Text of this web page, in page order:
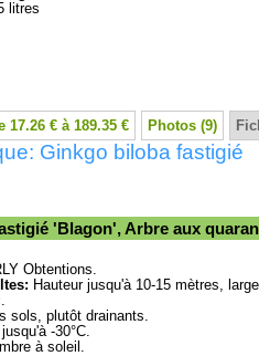
litres
17.26 € à 189.35 € Photos (9)
Ginkgo biloba fastigié
'Blagon', Arbre aux
Obtentions.
Hauteur jusqu'à 10-15 mètres,
sols, plutôt drainants.
-30°C.
à soleil.